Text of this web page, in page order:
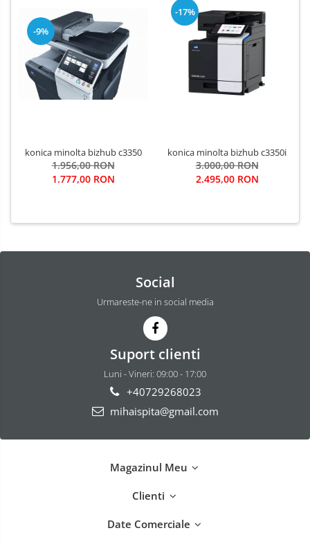
-9%
konica minolta bizhub c3350
1.956,00 RON
1.777,00 RON
-17%
konica minolta bizhub c3350i
3.000,00 RON
2.495,00 RON
Social
Urmareste-ne in social media
Suport clienti
Luni - Vineri: 09:00 - 17:00
+40729268023
mihaispita@gmail.com
Magazinul Meu
Clienti
Date Comerciale